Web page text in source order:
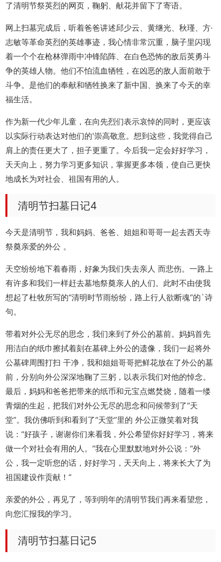
了清明节祭英烈的网页，鞠躬、献花并留下了寄语。
网上扫墓完成后，听着爸爸讲述邱少云、黄继光、秋瑾、方·
志敏等革命英烈的英雄事迹，我心情非常沉重，脑子里闪现
着一个个在枪林弹雨中冲锋陷阵、在白色恐怖的敌后英勇斗
争的英雄人物。他们不怕流血牺牲，在凶恶的敌人面前敢于
斗争。是他们的奉献和牺牲换来了新中国、换来了今天的幸
福生活。
作为新一代少年儿童，在向先烈们表示哀悼的同时，更应该
以实际行动表达对他们的'崇高敬意。想到这些，我觉得自己
肩上的责任更大了，担子更重了。今后我一定会好好学习，
天天向上，努力学习更多知识，掌握更多本领，使自己更快
地成长为对社会、祖国有用的人。
清明节扫墓日记4
今天是清明节，我和妈妈、爸爸、姐姐和哥哥一起去西天寺
祭奠亲爱的外公 。
天空纷纷地下着春雨，好象为我们失去亲人 而悲伤。一路上
有许多和我们一样赶去墓地祭奠亲人的人们。此时不由使我
想起了杜牧所写的“清明时节雨纷纷，路上行人欲断魂”的`诗
句。
带着对外公无尽的思念，我们来到了外公的墓前。妈妈首先
用洁白的纸巾擦拭着刻在墓碑上外公的遗像，我们一起将外
公墓碑周围打扫 干净，我和姐姐哥哥把鲜花放在了外公的墓
前，分别向外公深深地鞠了三躬，以表示我们对他的悼念。
最后，妈妈和爸爸把带来的纸币和元宝点燃焚烧，随着一缕
青烟的生起，把我们对外公无尽的思念和问候带到了“天
堂”。我仿佛听到和看到了“天堂”里的 外公正微笑着对我
说：“好孩子，谢谢你们来看我，外公希望你好好学习，将来
做一个对社会有用的人。”我在心里默默地对外公说：“外
公，我一定听您的话，好好学习，天天向上，将来长大了为
祖国建设作贡献！”
亲爱的外公，再见了，等到明年的清明节我们再来看望您，
向您汇报我的学习。
清明节扫墓日记5